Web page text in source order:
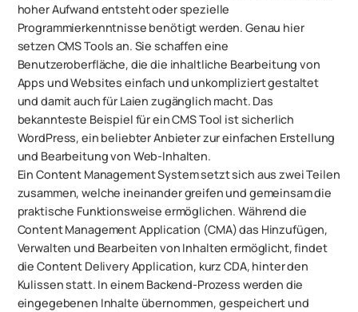
hoher Aufwand entsteht oder spezielle
Programmierkenntnisse benötigt werden. Genau hier
setzen CMS Tools an. Sie schaffen eine
Benutzeroberfläche, die die inhaltliche Bearbeitung von
Apps und Websites einfach und unkompliziert gestaltet
und damit auch für Laien zugänglich macht. Das
bekannteste Beispiel für ein CMS Tool ist sicherlich
WordPress, ein beliebter Anbieter zur einfachen Erstellung
und Bearbeitung von Web-Inhalten.
Ein Content Management System setzt sich aus zwei Teilen
zusammen, welche ineinander greifen und gemeinsam die
praktische Funktionsweise ermöglichen. Während die
Content Management Application (CMA) das Hinzufügen,
Verwalten und Bearbeiten von Inhalten ermöglicht, findet
die Content Delivery Application, kurz CDA, hinter den
Kulissen statt. In einem Backend-Prozess werden die
eingegebenen Inhalte übernommen, gespeichert und